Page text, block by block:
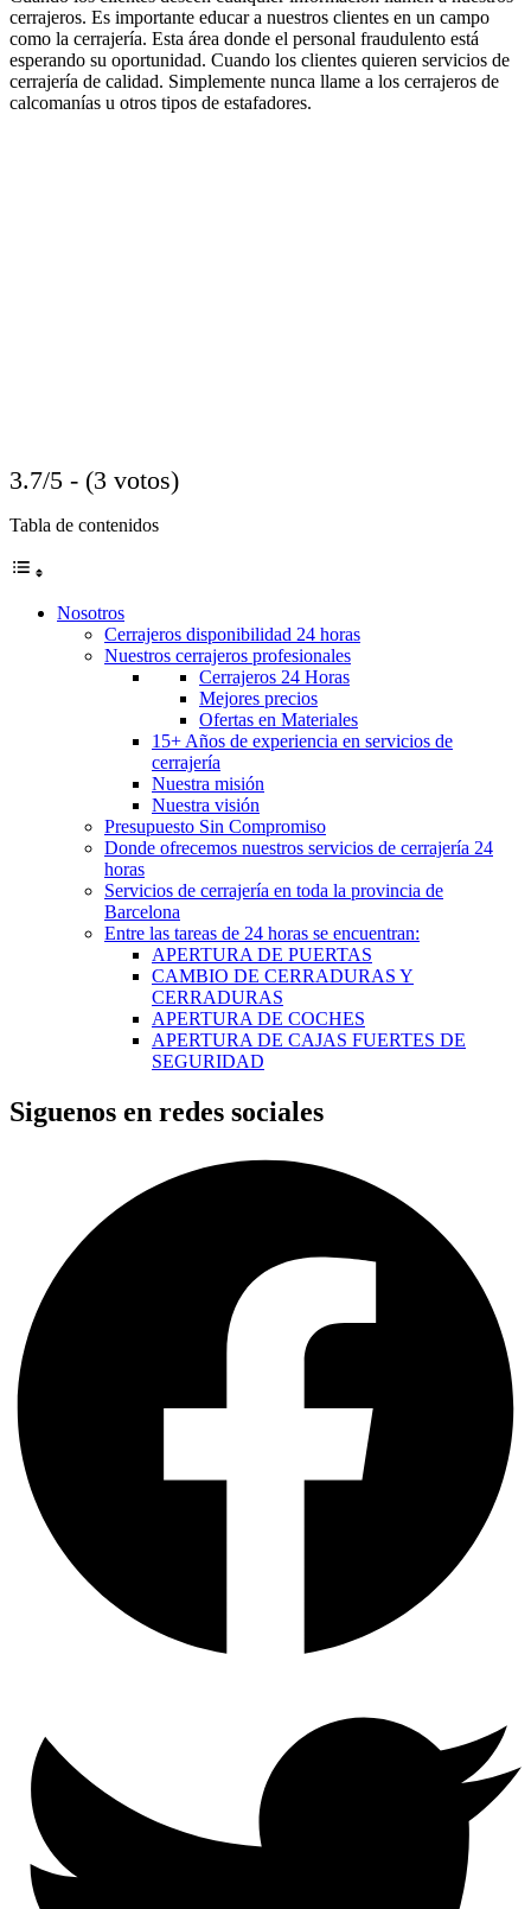
cerrajeros. Es importante educar a nuestros clientes en un campo
como la cerrajería. Esta área donde el personal fraudulento está
esperando su oportunidad. Cuando los clientes quieren servicios de
cerrajería de calidad. Simplemente nunca llame a los cerrajeros de
calcomanías u otros tipos de estafadores.
3.7/5 - (3 votos)
Tabla de contenidos
Nosotros
Cerrajeros disponibilidad 24 horas
Nuestros cerrajeros profesionales
Cerrajeros 24 Horas
Mejores precios
Ofertas en Materiales
15+ Años de experiencia en servicios de
cerrajería
Nuestra misión
Nuestra visión
Presupuesto Sin Compromiso
Donde ofrecemos nuestros servicios de cerrajería 24
horas
Servicios de cerrajería en toda la provincia de
Barcelona
Entre las tareas de 24 horas se encuentran:
APERTURA DE PUERTAS
CAMBIO DE CERRADURAS Y
CERRADURAS
APERTURA DE COCHES
APERTURA DE CAJAS FUERTES DE
SEGURIDAD
Siguenos en redes sociales